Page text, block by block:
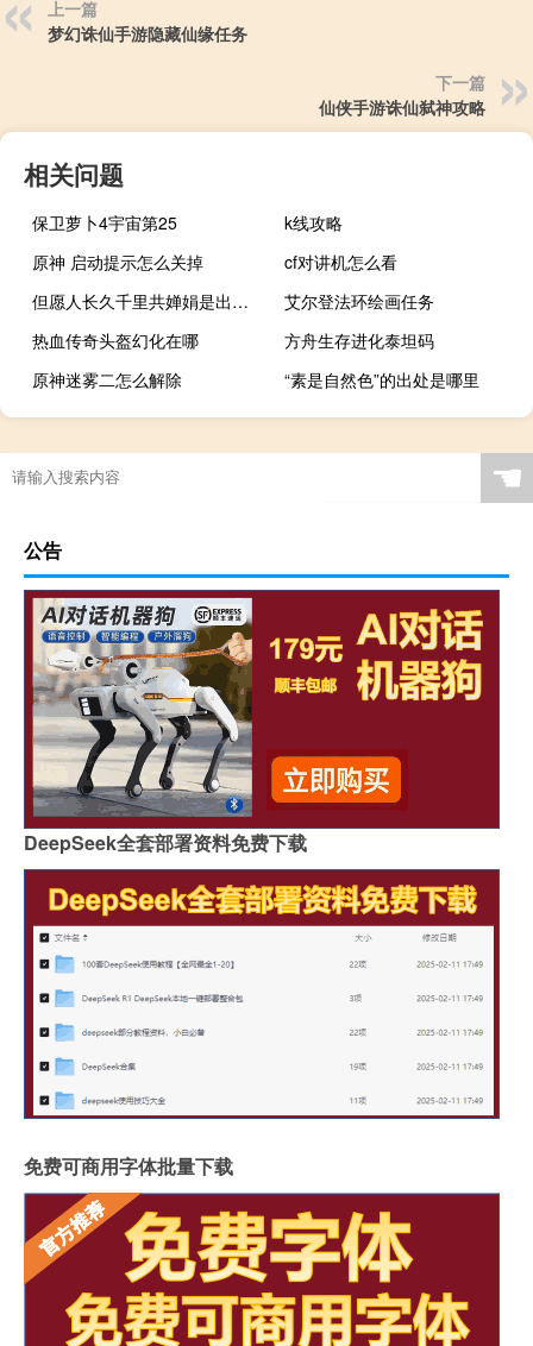
上一篇
梦幻诛仙手游隐藏仙缘任务
下一篇
仙侠手游诛仙弑神攻略
相关问题
保卫萝卜4宇宙第25
k线攻略
原神 启动提示怎么关掉
cf对讲机怎么看
但愿人长久千里共婵娟是出自哪首诗（但愿人长久千里共婵娟是什么意思的全诗）
艾尔登法环绘画任务
热血传奇头盔幻化在哪
方舟生存进化泰坦码
原神迷雾二怎么解除
“素是自然色”的出处是哪里
☚
公告
DeepSeek全套部署资料免费下载
免费可商用字体批量下载